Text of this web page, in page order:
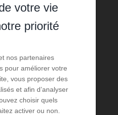
votre vie
priorité
nos partenaires
pour améliorer votre
vous proposer des
et afin d’analyser
choisir quels
activer ou non.